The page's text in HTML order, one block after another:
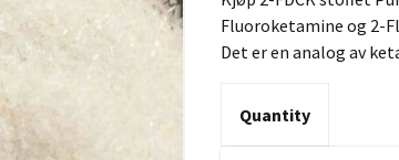
Fluoroketamine og 2-
Det er en analog av
Quantity